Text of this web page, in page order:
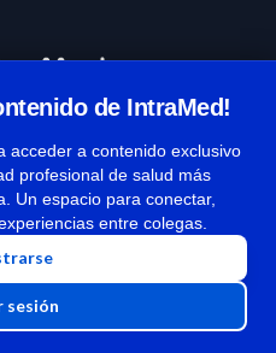
de IntraMed!
acceder a contenido exclusivo
profesional de salud más
Un espacio para conectar,
entre colegas.
sesión
condiciones
privacidad
| Copyright 1997-2026